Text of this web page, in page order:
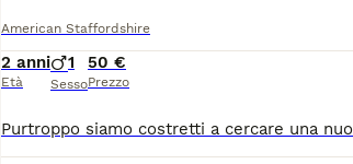
American Staffordshire
2 anni
Età
1
Sesso
50 €
Prezzo